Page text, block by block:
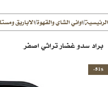
الرئيسية/اواني الشاي والقهوة/الاباريق
براد سدو غضار تراثي اصفر
-31%